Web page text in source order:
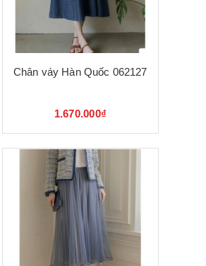
Chân váy Hàn Quốc 062127
1.670.000₫